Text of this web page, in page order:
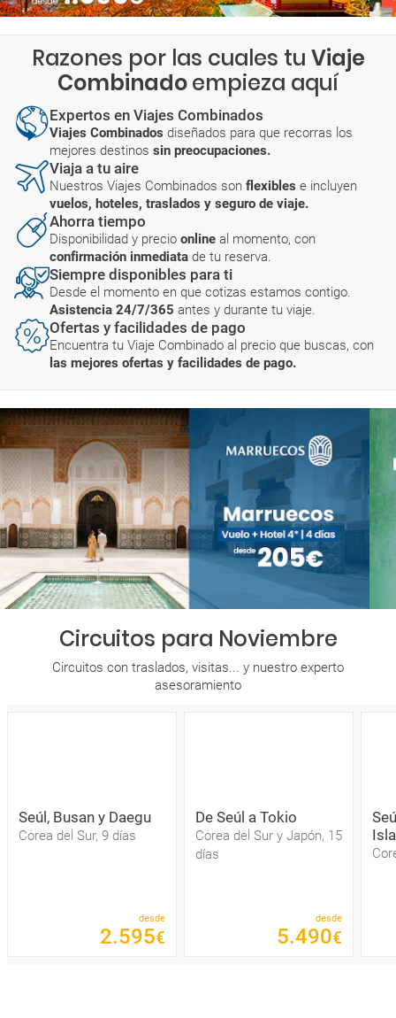
Razones por las cuales tu Viaje
Combinadoempieza aquí
Expertos en Viajes Combinados
Viajes Combinados diseñados para que recorras los
mejores destinos sin preocupaciones.
Viaja a tu aire
Nuestros Viajes Combinados son flexibles e incluyen
vuelos, hoteles, traslados y seguro de viaje.
Ahorra tiempo
Disponibilidad y precio online al momento, con
confirmación inmediata de tu reserva.
Siempre disponibles para ti
Desde el momento en que cotizas estamos contigo.
Asistencia 24/7/365 antes y durante tu viaje.
Ofertas y facilidades de pago
Encuentra tu Viaje Combinado al precio que buscas, con
las mejores ofertas y facilidades de pago.
Circuitos para Noviembre
Circuitos con traslados, visitas... y nuestro experto
asesoramiento
Seúl, Busan y Daegu
Corea del Sur, 9 días
desde
2.595€
De Seúl a Tokio
Corea del Sur y Japón, 15
días
desde
5.490€